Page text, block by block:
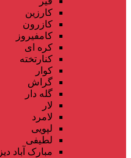
کارزین
کازرون
کامفیروز
کره ای
کنارتخته
کوار
گراش
گله دار
لار
لامرد
لپویی
لطیفی
مبارک آباد دیز